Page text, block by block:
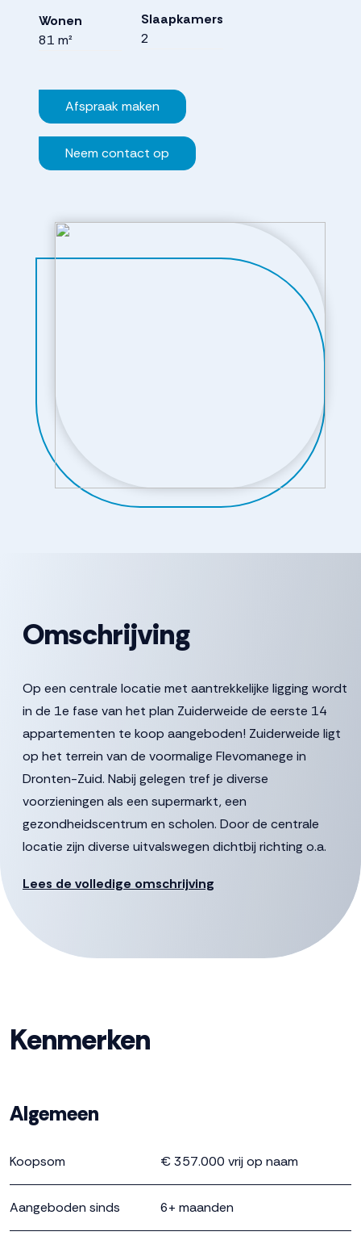
Wonen
81 m²
Slaapkamers
2
Afspraak maken
Neem contact op
Omschrijving
Op een centrale locatie met aantrekkelijke ligging wordt
in de 1e fase van het plan Zuiderweide de eerste 14
appartementen te koop aangeboden! Zuiderweide ligt
op het terrein van de voormalige Flevomanege in
Dronten-Zuid. Nabij gelegen tref je diverse
voorzieningen als een supermarkt, een
gezondheidscentrum en scholen. Door de centrale
locatie zijn diverse uitvalswegen dichtbij richting o.a.
kun je genieten van de gezamenlijke faciliteiten met
gezamenlijke ontmoetingsruimte en de groene
omgeving. Hier vind je een goede balans tussen privacy
Prijzen vanaf € 354.000,- v.o.n. * Privéterras of balkon *
standaard 6 zonnepanelen * warmtepomp (eigendom)
begane grond Inschrijven kan via de website
11 juli a.s. om 23.59 uur. Toewijzing zal plaatsvinden op
woensdag 12 juli a.s. Voor vragen, neem contact op
met de verkopend makelaars! Deze informatie is door
ons met de nodige zorgvuldigheid samengesteld.
Lees de volledige omschrijving
Kenmerken
Algemeen
Koopsom € 357.000 vrij op naam
Aangeboden sinds 6+ maanden